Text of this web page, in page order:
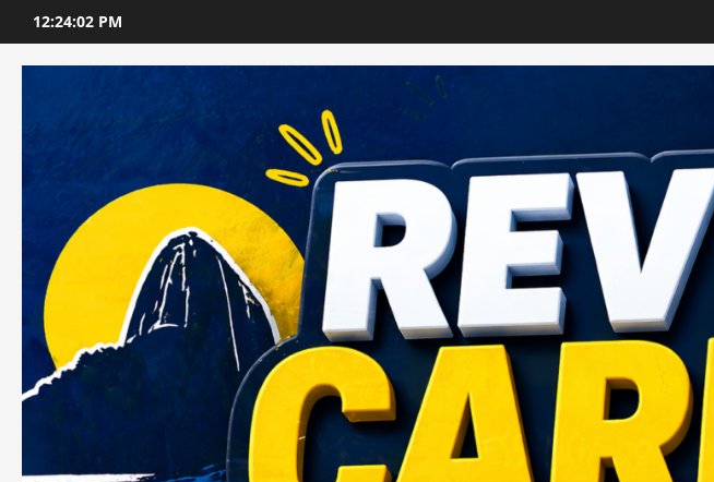
to
content
12:24:04 PM